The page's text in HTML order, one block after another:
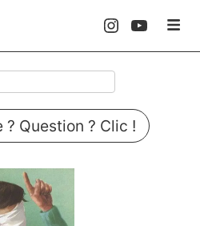
? Question ? Clic !